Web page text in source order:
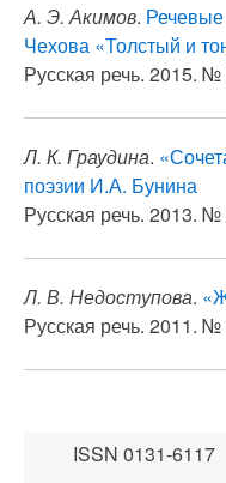
А. Э. Акимов.
Чехова «Толстый и
Русская речь. 2015.
Л. К. Граудина.
поэзии И.А. Бунина
Русская речь. 2013.
Л. В. Недоступова.
Русская речь. 2011.
ISSN 0131-6117